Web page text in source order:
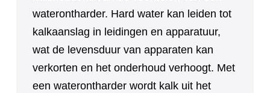
waterontharder. Hard water kan leiden tot
kalkaanslag in leidingen en apparatuur,
wat de levensduur van apparaten kan
verkorten en het onderhoud verhoogt. Met
een waterontharder wordt kalk uit het